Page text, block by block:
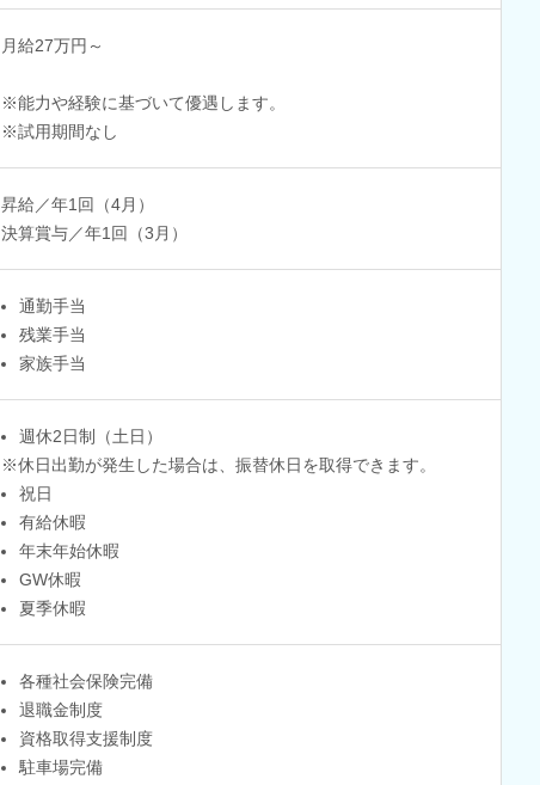
月給27万円～
※能力や経験に基づいて優遇します。
※試用期間なし
昇給／年1回（4月）
決算賞与／年1回（3月）
通勤手当
残業手当
家族手当
週休2日制（土日）
※休日出勤が発生した場合は、振替休日を取得できます。
祝日
有給休暇
年末年始休暇
GW休暇
夏季休暇
各種社会保険完備
退職金制度
資格取得支援制度
駐車場完備